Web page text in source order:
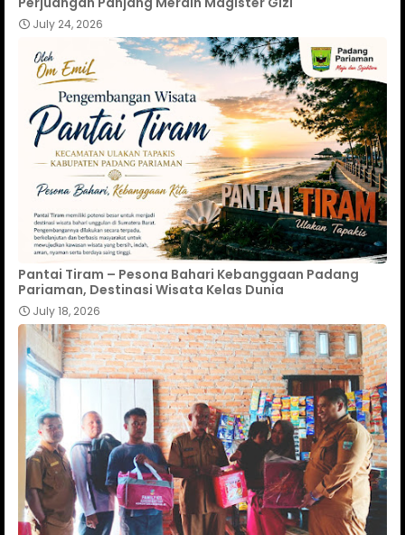
July 24, 2026
Pantai Tiram – Pesona Bahari Kebanggaan Padang
Pariaman, Destinasi Wisata Kelas Dunia
July 18, 2026